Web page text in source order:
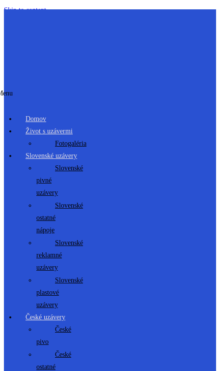
Skip to content
Domov
Život s uzávermi
Fotogaléria
Slovenské uzávery
Slovenské
pivné
uzávery
Slovenské
ostatné
nápoje
Slovenské
reklamné
uzávery
Slovenské
plastové
uzávery
České uzávery
České
pivo
České
ostatné